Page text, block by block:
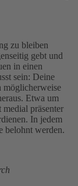
zu bleiben
gebt und
in einen
sein: Deine
möglicherweise
Etwa um
präsenter
In jedem
belohnt werden.